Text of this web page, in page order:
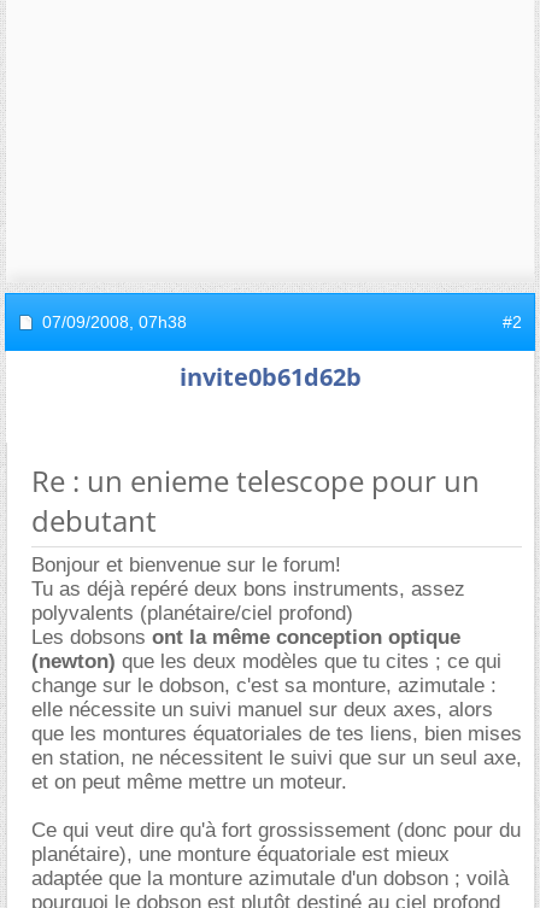
07/09/2008, 07h38 #2
invite0b61d62b
Re : un enieme telescope pour un
debutant
Bonjour et bienvenue sur le forum!
Tu as déjà repéré deux bons instruments, assez
polyvalents (planétaire/ciel profond)
Les dobsons ont la même conception optique
(newton) que les deux modèles que tu cites ; ce qui
change sur le dobson, c'est sa monture, azimutale :
elle nécessite un suivi manuel sur deux axes, alors
que les montures équatoriales de tes liens, bien mises
en station, ne nécessitent le suivi que sur un seul axe,
et on peut même mettre un moteur.
Ce qui veut dire qu'à fort grossissement (donc pour du
planétaire), une monture équatoriale est mieux
adaptée que la monture azimutale d'un dobson ; voilà
pourquoi le dobson est plutôt destiné au ciel profond